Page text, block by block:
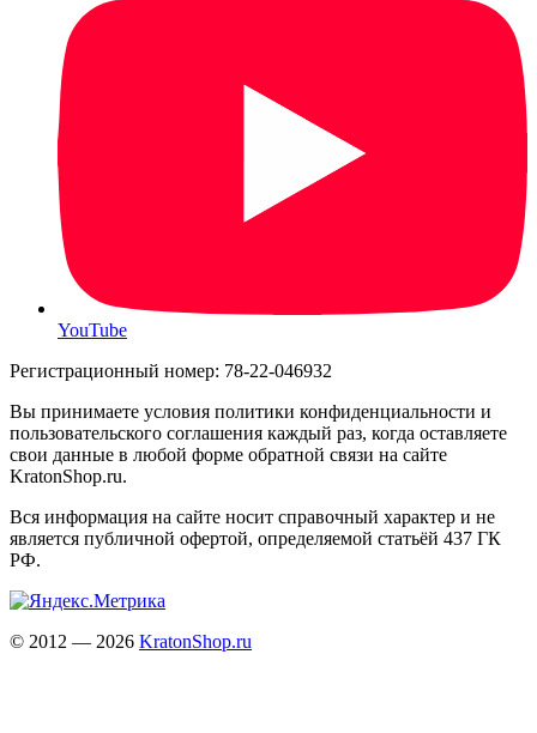
YouTube
Регистрационный номер: 78-22-046932
Вы принимаете условия политики конфиденциальности и
пользовательского соглашения каждый раз, когда оставляете
свои данные в любой форме обратной связи на сайте
KratonShop.ru.
Вся информация на сайте носит справочный характер и не
является публичной офертой, определяемой статьёй 437 ГК
РФ.
© 2012 — 2026 KratonShop.ru